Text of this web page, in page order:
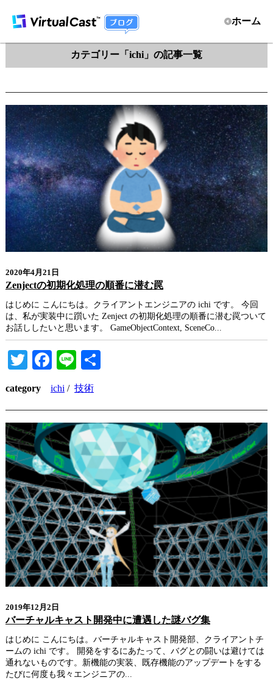
ホーム
カテゴリー「ichi」の記事一覧
2020年4月21日
Zenjectの初期化処理の順番に潜む罠
はじめに こんにちは。クライアントエンジニアの ichi です。 今回
は、私が実装中に躓いた Zenject の初期化処理の順番に潜む罠ついて
お話ししたいと思います。 GameObjectContext, SceneCo...
TwitterFacebook
Line
category ichi / 技術
2019年12月2日
バーチャルキャスト開発中に遭遇した謎バグ集
はじめに こんにちは。バーチャルキャスト開発部、クライアントチ
ームの ichi です。 開発をするにあたって、バグとの闘いは避けては
通れないものです。新機能の実装、既存機能のアップデートをする
たびに何度も我々エンジニアの...